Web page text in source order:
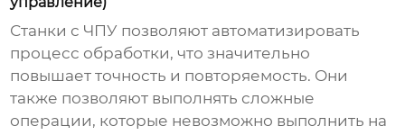
Станки с ЧПУ позволяют автоматизировать
процесс обработки, что значительно
повышает точность и повторяемость. Они
также позволяют выполнять сложные
операции, которые невозможно выполнить на